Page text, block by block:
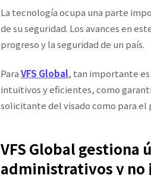
La tecnología ocupa una parte
de su seguridad. Los avances en
progreso y la seguridad de un país.
ParaVFS Global, tan importante
intuitivos y eficientes, como
solicitante del visado como para el
VFS Global gestiona
administrativos y